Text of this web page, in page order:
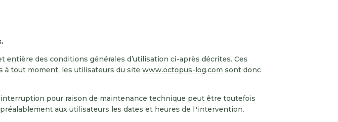
entière des conditions générales d’utilisation ci-après décrites. Ces
à tout moment, les utilisateurs du sitewww.octopus-log.com sont donc
pour raison de maintenance technique peut être toutefois
aux utilisateurs les dates et heures de l¹intervention.